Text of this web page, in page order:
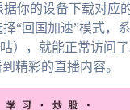
你的设备下载对应
“回国加速”模式，
），就能正常访问
精彩的直播内容。